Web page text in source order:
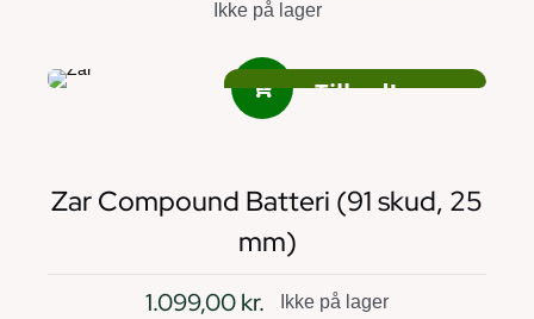
oprindelige
pris
var:
499,00 kr..
aktuelle
pris
er:
399,00 kr..
Ikke på lager
Tilbud!
Zar Compound Batteri (91 skud, 25
mm)
1.099,00kr. Ikke på lager